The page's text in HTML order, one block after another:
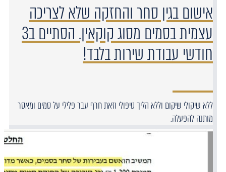
אישום בגין סחר והחזקה שלא לצריכה
עצמית בסמים מסוג קוקאין. הסתיים ב3
חודשי עבודת שירות בלבד!
ללא שיקולי שיקום וללא הליך טיפולי וזאת חרף עבר פלילי על סמים ומאסר
מותנה להפעלה.